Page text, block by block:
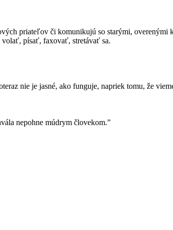
priateľov či komunikujú so starými, overenými
volať, písať, faxovať, stretávať sa.
nie je jasné, ako funguje, napriek tomu, že
nepohne múdrym človekom.”